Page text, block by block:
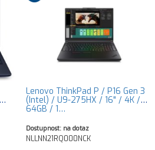
Lenovo ThinkPad P / P16 Gen 3
(Intel) / U9-275HX / 16" / 4K /
64GB / 1…
Dostupnost: na dotaz
NLLNN21RQ000NCK